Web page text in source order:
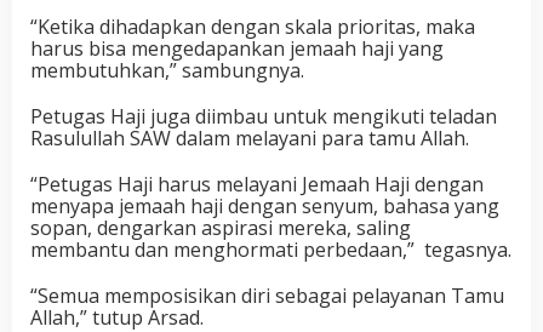
“Ketika dihadapkan dengan skala prioritas, maka
harus bisa mengedapankan jemaah haji yang
membutuhkan,” sambungnya.
Petugas Haji juga diimbau untuk mengikuti teladan
Rasulullah SAW dalam melayani para tamu Allah.
“Petugas Haji harus melayani Jemaah Haji dengan
menyapa jemaah haji dengan senyum, bahasa yang
sopan, dengarkan aspirasi mereka, saling
membantu dan menghormati perbedaan,” tegasnya.
“Semua memposisikan diri sebagai pelayanan Tamu
Allah,” tutup Arsad.